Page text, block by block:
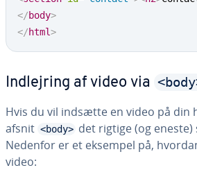
</body>
</html>
Ind­lej­ring af video via
Hvis du vil indsætte en video på din
afsnit <body> det rigtige (og
Nedenfor er et eksempel på,
video: